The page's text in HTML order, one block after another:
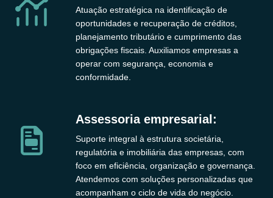
Atuação estratégica na identificação de
oportunidades e recuperação de créditos,
planejamento tributário e cumprimento das
obrigações fiscais. Auxiliamos empresas a
operar com segurança, economia e
conformidade.
Assessoria empresarial:
Suporte integral à estrutura societária,
regulatória e imobiliária das empresas, com
foco em eficiência, organização e governança.
Atendemos com soluções personalizadas que
acompanham o ciclo de vida do negócio.